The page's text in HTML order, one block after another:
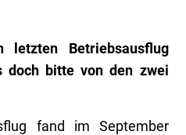
Betriebsausflug
doch bitte von den zwei
fand im September